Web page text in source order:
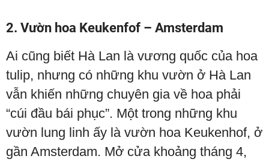
2. Vườn hoa Keukenfof – Amsterdam
Ai cũng biết Hà Lan là vương quốc của hoa
tulip, nhưng có những khu vườn ở Hà Lan
vẫn khiến những chuyên gia về hoa phải
“cúi đầu bái phục”. Một trong những khu
vườn lung linh ấy là vườn hoa Keukenhof, ở
gần Amsterdam. Mở cửa khoảng tháng 4,